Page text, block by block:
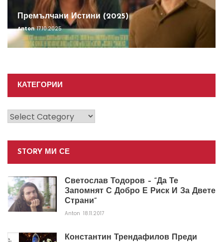
Премълчани Истини (2025)
Anton 17.10.2025
КАТЕГОРИИ
Категории
STORY МИ СЕ
Светослав Тодоров – “Да Те
Запомнят С Добро Е Риск И За Двете
Страни”
Anton 18.11.2017
Константин Трендафилов Преди